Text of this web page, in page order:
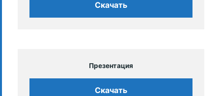
Скачать
Презентация
Скачать